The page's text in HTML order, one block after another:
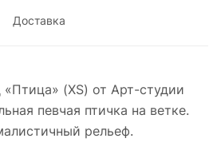
Доставка
(XS) от Арт-студии
певчая птичка на ветке.
рельеф.